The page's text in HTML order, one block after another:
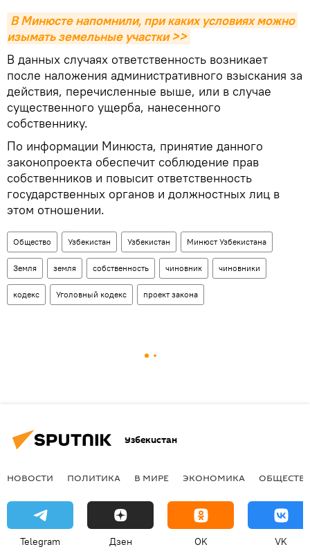
В Минюсте напомнили, при каких условиях можно
изымать земельные участки >>
В данных случаях ответственность возникает
после наложения административного взыскания за
действия, перечисленные выше, или в случае
существенного ущерба, нанесенного
собственнику.
По информации Минюста, принятие данного
законопроекта обеспечит соблюдение прав
собственников и повысит ответственность
государственных органов и должностных лиц в
этом отношении.
Общество Узбекистан Узбекистан Минюст Узбекистана
Земля земля собственность чиновник чиновники
кодекс Уголовный кодекс проект закона
Узбекистан
НОВОСТИ ПОЛИТИКА В МИРЕ ЭКОНОМИКА
Telegram Дзен OK VK